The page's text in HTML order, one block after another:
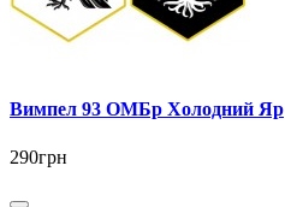
Вимпел 93 ОМБр Холодний Яр
290грн